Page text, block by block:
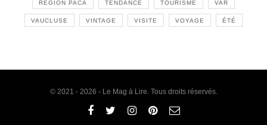
RÉGION PACA TENDANCE TOURISME VAR
VAUCLUSE VINTAGE VISITE VOYAGE ÉTÉ
© 2021 - 2026 - Le Mag à Lire. Tous droits réservés.